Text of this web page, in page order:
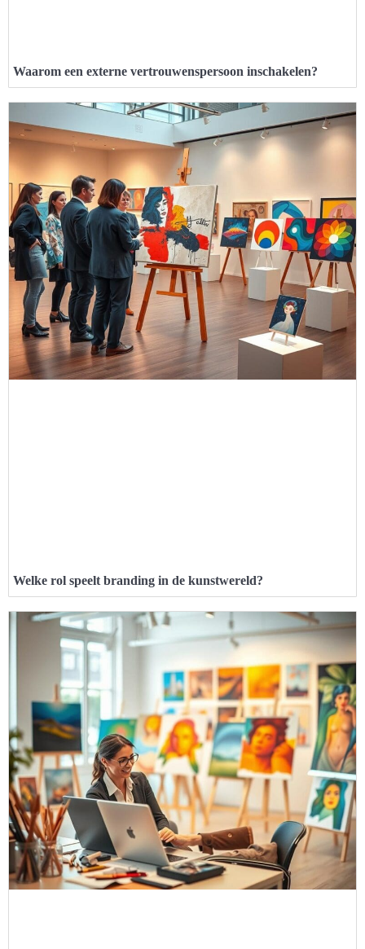
Waarom een externe vertrouwenspersoon inschakelen?
Welke rol speelt branding in de kunstwereld?